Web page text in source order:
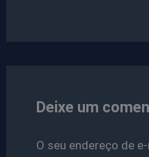
Deixe um
O seu endereço de